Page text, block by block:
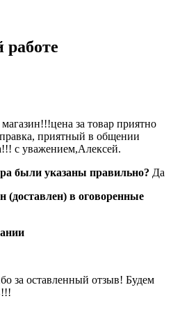
за товар приятно
приятный в общении
с уважением,Алексей.
были указаны правильно? Да
(доставлен) в оговоренные
за оставленный отзыв! Будем